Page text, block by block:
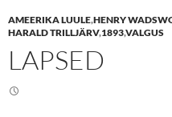
o
n
w
i
t
o
n
a
c
e
AMEERIKA LUULE,HENRY
HARALD TRILLJÄRV,1893,VALGUS
LAPSED